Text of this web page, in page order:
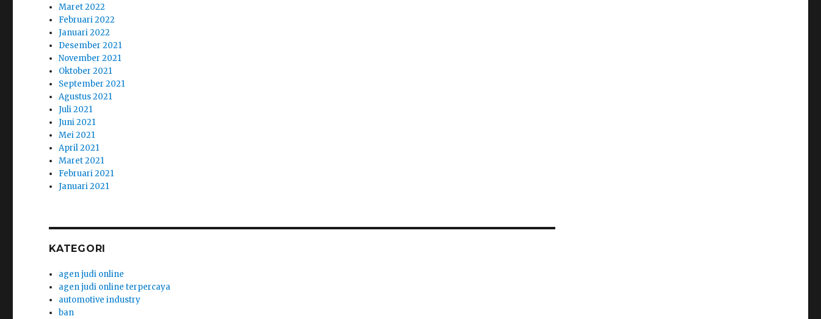
Maret 2022
Februari 2022
Januari 2022
Desember 2021
November 2021
Oktober 2021
September 2021
Agustus 2021
Juli 2021
Juni 2021
Mei 2021
April 2021
Maret 2021
Februari 2021
Januari 2021
KATEGORI
agen judi online
agen judi online terpercaya
automotive industry
ban